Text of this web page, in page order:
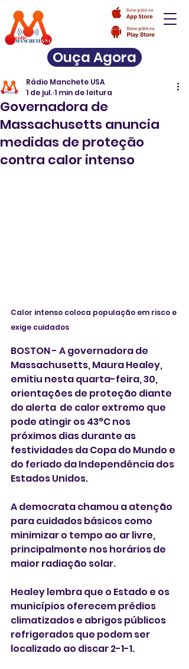
Ouça Agora
Governadora de
Massachusetts anuncia
medidas de proteção
contra calor intenso
Rádio Manchete USA
1 de jul.1 min de leitura
Calor intenso coloca população em risco e
exige cuidados
BOSTON - A governadora de
Massachusetts, Maura Healey,
emitiu nesta quarta-feira, 30,
orientações de proteção diante
do alerta  de calor extremo que
pode atingir os 43°C nos
próximos dias durante as
festividades da Copa do Mundo e
do feriado da Independência dos
Estados Unidos.
A democrata chamou a atenção
para cuidados básicos como
minimizar o tempo ao ar livre,
principalmente nos horários de
maior radiação solar.
Healey lembra que o Estado e os
municípios oferecem prédios
climatizados e abrigos públicos
refrigerados que podem ser
localizado ao discar 2-1-1.